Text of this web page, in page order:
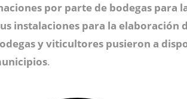
por parte de bodegas para
instalaciones para la
y viticultores pusieron a
.